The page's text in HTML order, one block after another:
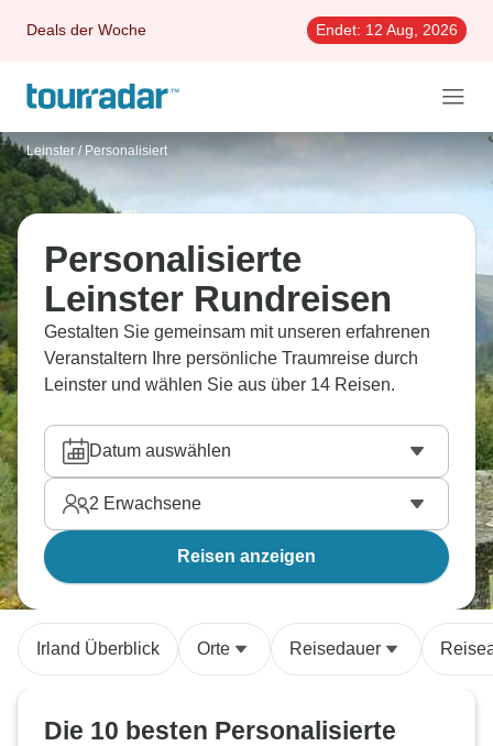
Deals der Woche Endet: 12 Aug, 2026
Leinster / Personalisiert
Personalisierte
Leinster Rundreisen
Gestalten Sie gemeinsam mit unseren erfahrenen
Veranstaltern Ihre persönliche Traumreise durch
Leinster und wählen Sie aus über 14 Reisen.
Datum auswählen
2 Erwachsene
Reisen anzeigen
Irland Überblick Orte Reisedauer
Die 10 besten Personalisierte